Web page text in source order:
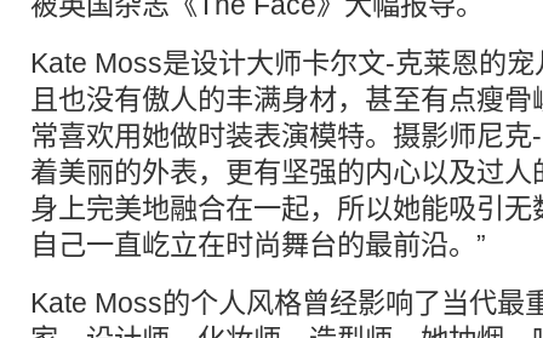
Kate Moss是设计大师卡尔文-克莱恩的
且也没有傲人的丰满身材，甚至有点瘦
常喜欢用她做时装表演模特。摄影师尼克
着美丽的外表，更有坚强的内心以及过
身上完美地融合在一起，所以她能吸引
自己一直屹立在时尚舞台的最前沿。
Kate Moss的个人风格曾经影响了当代最